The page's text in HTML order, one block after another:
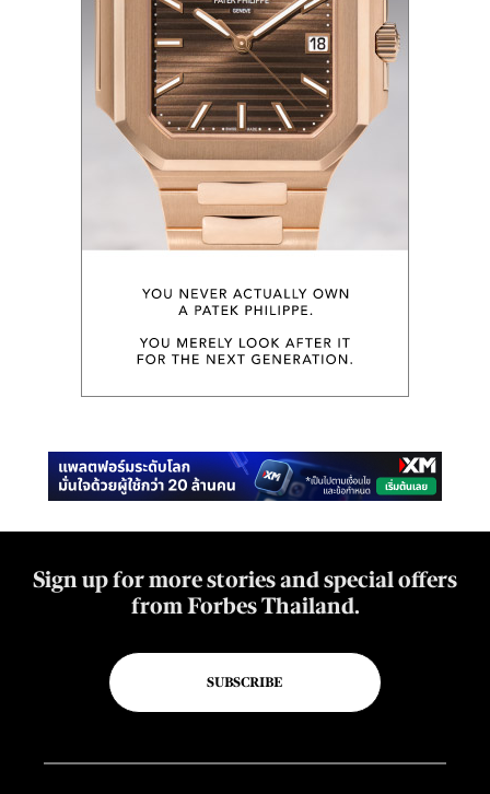
Sign up for more stories and special offers
from Forbes Thailand.
SUBSCRIBE